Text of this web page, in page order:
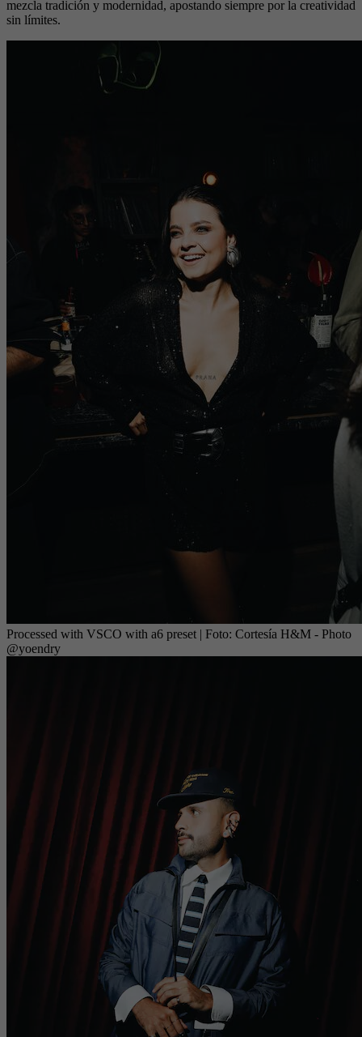
mezcla tradición y modernidad, apostando siempre por la creatividad
sin límites.
Processed with VSCO with a6 preset | Foto: Cortesía H&M - Photo
@yoendry